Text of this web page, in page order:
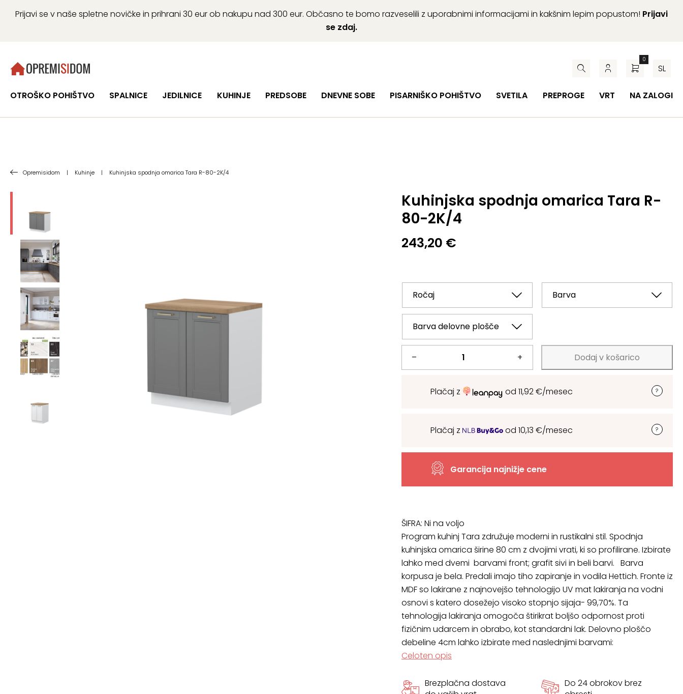
Prijavi se v naše spletne novičke in prihrani 30 eur ob nakupu nad 300 eur. Občasno te bomo razveselili z uporabnimi informacijami in kakšnim lepim popustom! Prijavi
se zdaj.
0
SL
OTROŠKO POHIŠTVO SPALNICE JEDILNICE KUHINJE PREDSOBE DNEVNE SOBE PISARNIŠKO POHIŠTVO SVETILA PREPROGE VRT NA ZALOGI
Opremisidom | Kuhinje | Kuhinjska spodnja omarica Tara R-80-2K/4
Kuhinjska spodnja omarica Tara R-
80-2K/4
243,20 €
–
Kuhinjska
2K/4
+ Dodaj v košarico
Plačaj z od 11,92€/mesec
Plačaj z od 10,13 €/mesec
Garancija najnižje cene
ŠIFRA: Ni na voljo
Program kuhinj Tara združuje moderni in rustikalni stil. Spodnja
kuhinjska omarica širine 80 cm z dvojimi vrati, ki so profilirane. Izbirate
lahko med dvemi barvami front; grafit sivi in beli barvi. Barva
korpusa je bela. Predali imajo tiho zapiranje in vodila Hettich. Fronte iz
MDF so lakirane z najnovejšo tehnologijo UV mat lakiranja na vodni
osnovi s katero dosežejo visoko stopnjo sijaja- 99,70%. Ta
tehnologija lakiranja omogoča štirikrat boljšo odpornost proti
fizičnim udarcem in obrabo, kot standardni lak. Delovno ploščo
debeline 4cm lahko izbirate med naslednjimi barvami:
Celoten opis
Brezplačna dostava
Do 24 obrokov brez